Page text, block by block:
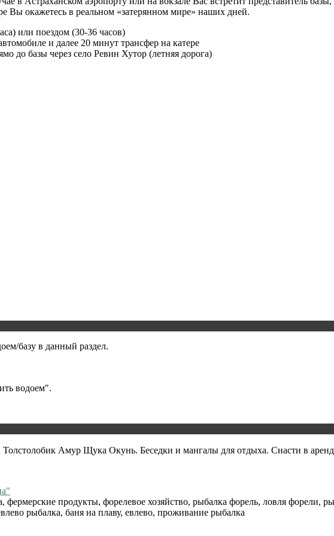
Вы окажетесь в реальном «затерянном мире» наших дней.
или поездом (30-36 часов)
и далее 20 минут трансфер на катере
до базы через село Ревин Хутор (летняя дорога)
базу в данный раздел.
водоем".
Амур Щука Окунь. Беседки и мангалы для отдыха. Снасти в
фермерские продукты, форелевое хозяйство, рыбалка форель, ловля форели,
рыбалка, баня на плаву, евлево, проживание рыбалка